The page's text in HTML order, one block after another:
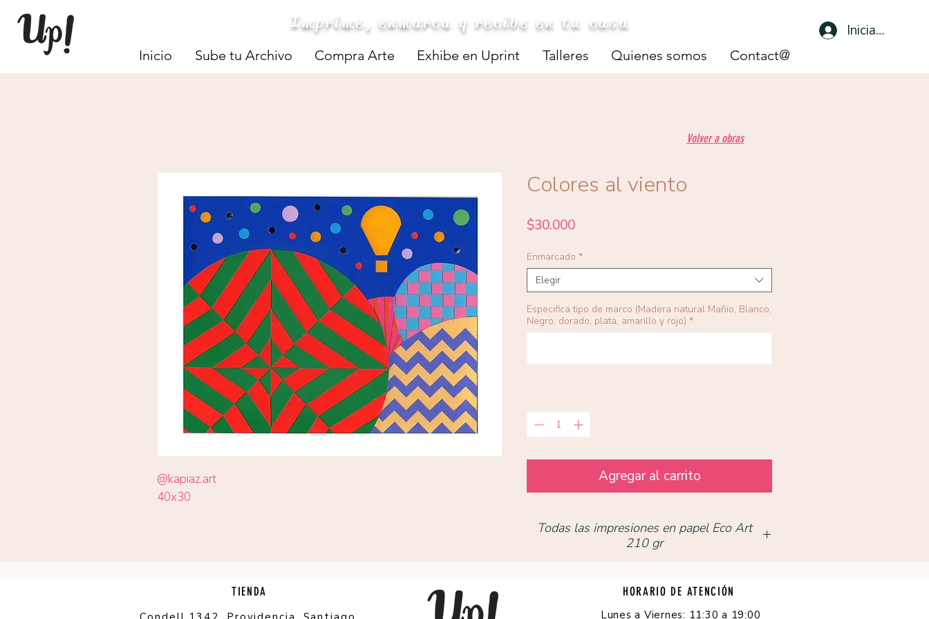
Iniciar sesión
Imprime, enmarca y recibe en tu casa
Inicio Sube tu Archivo Compra Arte Exhibe en Uprint Talleres Quienes somos Contact@
@kapiaz.art
40x30
Colores al viento
$30.000Precio
Enmarcado *
Elegir
Especifica tipo de marco (Madera natural Mañio, Blanco,
Negro, dorado, plata, amarillo y rojo) *
Agregar al carrito
Todas las impresiones en papel Eco Art
210 gr
Volver a obras
TIENDA
HORARIO DE ATENCIÓN
Lunes a Viernes: 11:30 a 19:00